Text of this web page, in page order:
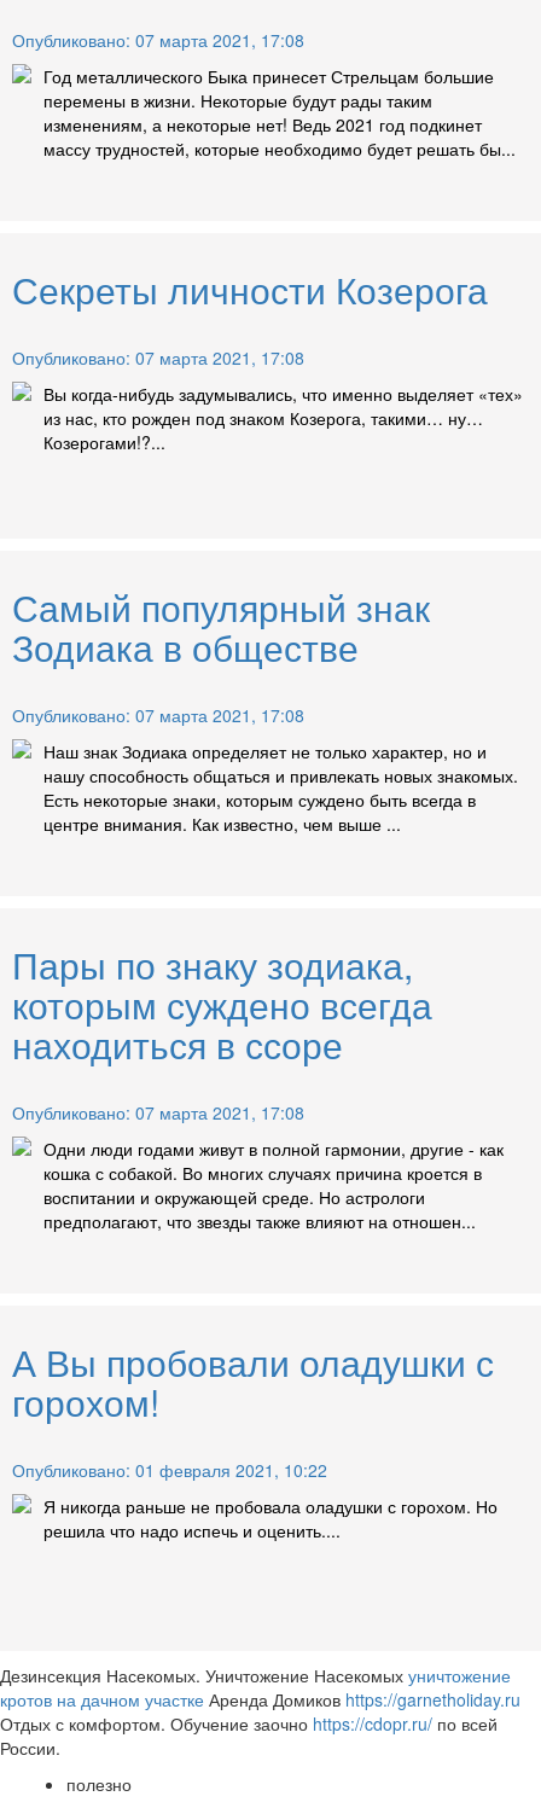
Опубликовано: 07 марта 2021, 17:08
Год металлического Быка принесет Стрельцам большие
перемены в жизни. Некоторые будут рады таким
изменениям, а некоторые нет! Ведь 2021 год подкинет
массу трудностей, которые необходимо будет решать бы...
Секреты личности Козерога
Опубликовано: 07 марта 2021, 17:08
Вы когда-нибудь задумывались, что именно выделяет «тех»
из нас, кто рожден под знаком Козерога, такими… ну…
Козерогами!?...
Самый популярный знак
Зодиака в обществе
Опубликовано: 07 марта 2021, 17:08
Наш знак Зодиака определяет не только характер, но и
нашу способность общаться и привлекать новых знакомых.
Есть некоторые знаки, которым суждено быть всегда в
центре внимания. Как известно, чем выше ...
Пары по знаку зодиака,
которым суждено всегда
находиться в ссоре
Опубликовано: 07 марта 2021, 17:08
Одни люди годами живут в полной гармонии, другие - как
кошка с собакой. Во многих случаях причина кроется в
воспитании и окружающей среде. Но астрологи
предполагают, что звезды также влияют на отношен...
А Вы пробовали оладушки с
горохом!
Опубликовано: 01 февраля 2021, 10:22
Я никогда раньше не пробовала оладушки с горохом. Но
решила что надо испечь и оценить....
Дезинсекция Насекомых. Уничтожение Насекомых уничтожение
кротов на дачном участке Аренда Домиков https://garnetholiday.ru
Отдых с комфортом. Обучение заочно https://cdopr.ru/ по всей
России.
полезно